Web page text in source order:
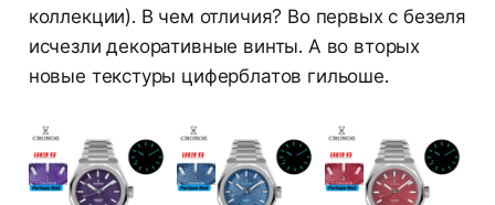
коллекции). В чем отличия? Во первых с безеля
исчезли декоративные винты. А во вторых
новые текстуры циферблатов гильоше.